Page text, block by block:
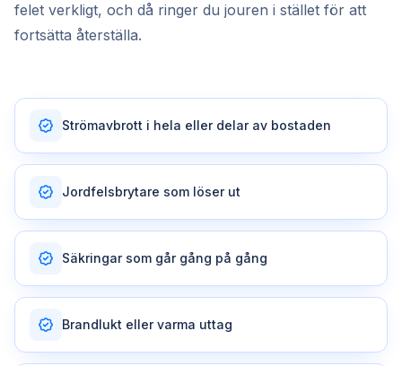
felet verkligt, och då ringer du jouren i stället för att
fortsätta återställa.
Strömavbrott i hela eller delar av bostaden
Jordfelsbrytare som löser ut
Säkringar som går gång på gång
Brandlukt eller varma uttag